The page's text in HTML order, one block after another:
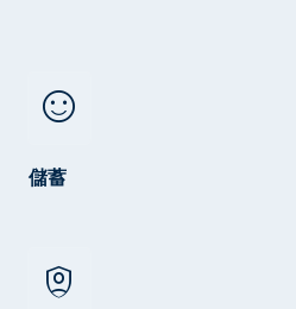
sentiment_satisfied
儲蓄
shield_person